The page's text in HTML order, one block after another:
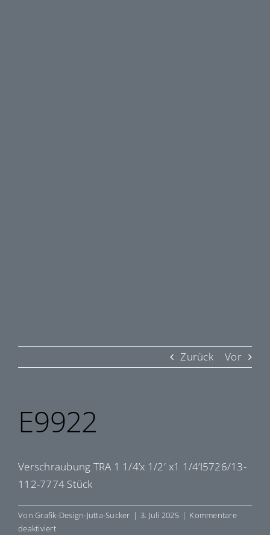
Zurück Vor
E9922
Verschraubung TRA 1 1/4’x 1/2′ x1 1/4’I5726/13-
112-7774 Stück
VonGrafik-Design-Jutta-Sucker | 3. Juli 2025 | Kommentare
deaktiviertfür